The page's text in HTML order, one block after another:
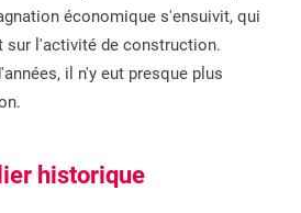
économique s'ensuivit, qui
sur l'activité de construction.
il n'y eut presque plus
historique